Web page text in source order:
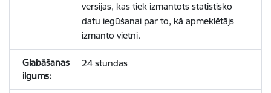
versijas, kas tiek izmantots statistisko
datu iegūšanai par to, kā apmeklētājs
izmanto vietni.
24 stundas